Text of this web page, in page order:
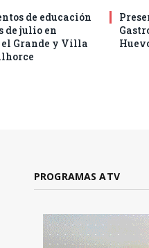
de educación
de julio en
Grande y Villa
PROGRAMAS ATV